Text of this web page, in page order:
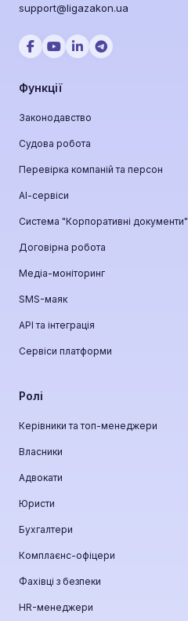
support@ligazakon.ua
Функції
Законодавство
Судова робота
Перевірка компаній та персон
АІ-сервіси
Система "Корпоративні документи"
Договірна робота
Медіа-моніторинг
SMS-маяк
API та інтеграція
Сервіси платформи
Ролі
Керівники та топ-менеджери
Власники
Адвокати
Юристи
Бухгалтери
Комплаєнс-офіцери
Фахівці з безпеки
HR-менеджери